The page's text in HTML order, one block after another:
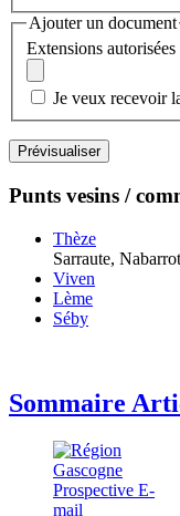
Ajouter un document
Extensions autorisées
Je veux recevoir
Punts vesins /
Thèze
Sarraute,
Viven
Lème
Séby
Sommaire